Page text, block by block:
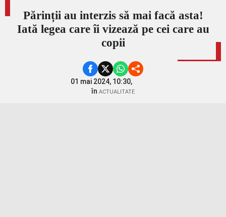
Părinții au interzis să mai facă asta!
Iată legea care îi vizează pe cei care au
copii
01 mai 2024, 10:30,
în ACTUALITATE